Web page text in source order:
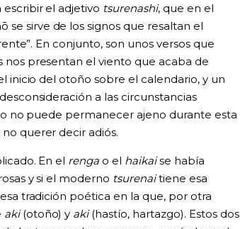
el adjetivo tsurenashi, que en el
se sirve de los signos que resaltan el
En conjunto, son unos versos que
presentan el viento que acaba de
inicio del otoño sobre el calendario, y un
a las circunstancias
no puede permanecer ajeno durante esta
querer decir adiós.
En el renga o el haikaise había
y si el moderno tsurenaitiene esa
tradición poética en la que, por otra
aki(otoño) y aki(hastío, hartazgo). Estos dos